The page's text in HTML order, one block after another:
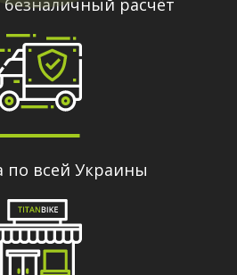
расчёт
по всей Украины